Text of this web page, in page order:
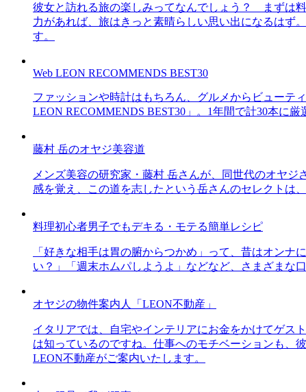
彼女と訪れる旅の楽しみってなんでしょう？ まずは
力があれば、旅はきっと素晴らしい思い出になるはず
す。
Web LEON RECOMMENDS BEST30
ファッションや時計はもちろん、グルメからビューテ
LEON RECOMMENDS BEST30」。1年間で計30本に
藤村 岳のオヤジ美容道
メンズ美容の研究家・藤村 岳さんが、同世代のオヤ
感を覚え、この道を志したという岳さんのセレクトは
料理初心者男子でもデキる・モテる簡単レシピ
「好きな相手は胃の腑からつかめ」って、昔はオン
い？」「週末ホムパしようよ」などなど、さまざまな
オヤジの物件案内人「LEON不動産」
イタリアでは、自宅やインテリアにお金をかけてゲス
は知っているのですね。仕事へのモチベーションも、
LEON不動産がご案内いたします。